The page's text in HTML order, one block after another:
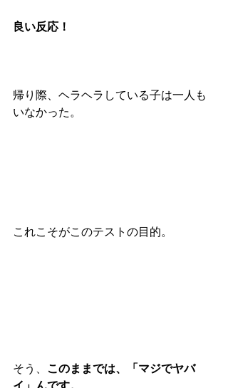
良い反応！
帰り際、ヘラヘラしている子は一人も
いなかった。
これこそがこのテストの目的。
そう、 このままでは、「マジでヤバ